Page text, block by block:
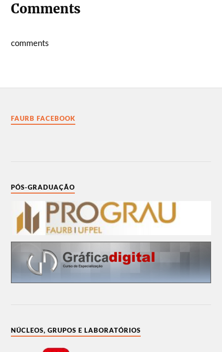
Comments
comments
FAURB FACEBOOK
PÓS-GRADUAÇÃO
NÚCLEOS, GRUPOS E LABORATÓRIOS